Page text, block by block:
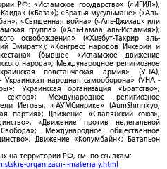
РФ: «Исламское государство» («ИГИЛ»);
(«База»); «Братья-мусульмане» («Аль-
«Священная война» («Аль-Джихад» или
группа» («Аль-Гамаа аль-Исламия»);
освобождения» («Хизбут-Тахрир аль-
Эмират»); «Конгресс народов Ичкерии и
(бывшее «Исламское движение
народа»; Международное религиозное
повстанческая армия» (УПА);
Украинская народная самооборона» (УНА -
Украинская организация «Братство»;
Международное религиозное
Иеговы; «АУМСинрике» (AumShinrikyo,
партия»; Движение «Славянский союз»;
«Движение против нелегальной
Международное общественное
Движение «Колумбайн»; Батальон
на территории РФ, см. по ссылкам:
organizacii-i-materialy.html